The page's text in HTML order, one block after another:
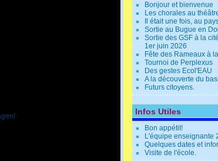
Bonjour et bienvenue
Les chorales au
Il était une fois, au
Sortie au Bugue en
Sortie des GSF à la
1er juin 2026
Fête des Rameaux à
Tournoi de Perplexus
Des gestes Ecol'EAU
A la découverte du
Futurs citoyens.
Infos Utiles
Bon appétit!
L'équipe enseignante
Quelques dates et
Visite de l'école.